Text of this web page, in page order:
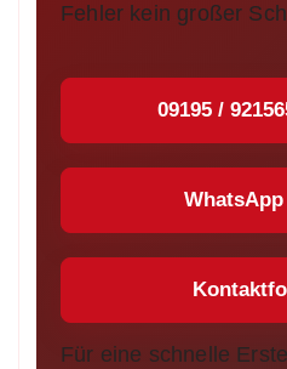
Fehler kein großer
09195 /
Für eine schnelle